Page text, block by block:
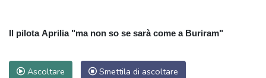
Il pilota Aprilia "ma non so se sarà come a Buriram"
Ascoltare Smettila di ascoltare